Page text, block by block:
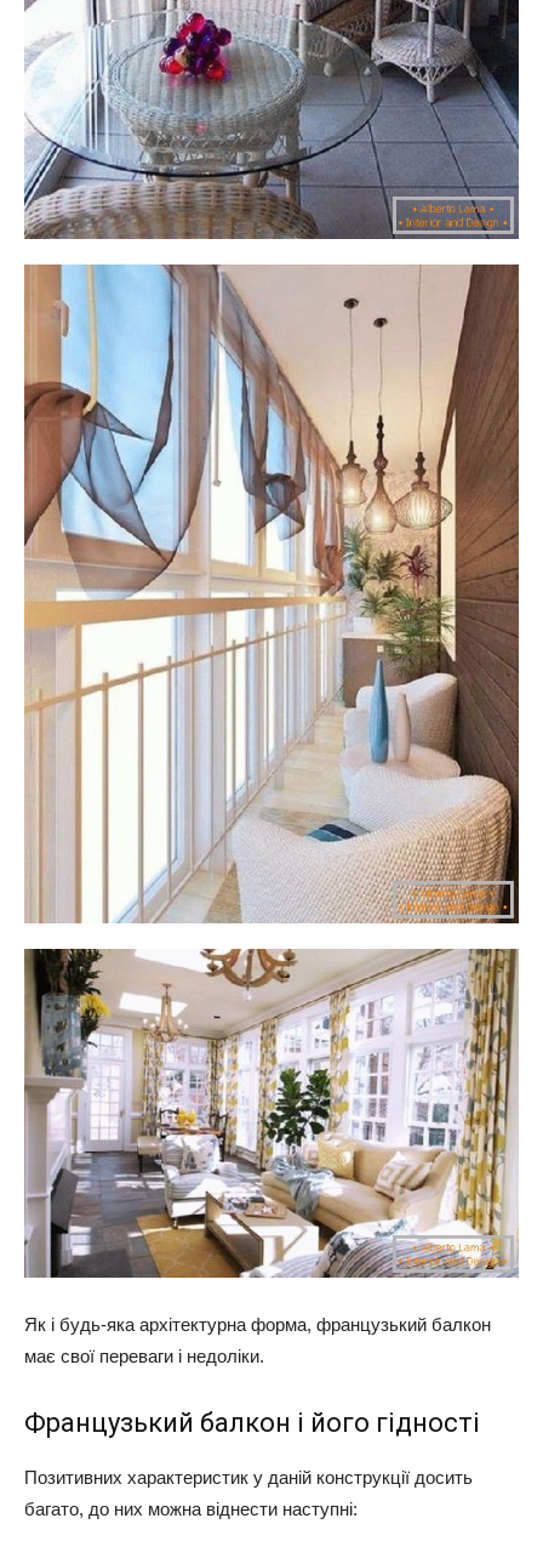
Як і будь-яка архітектурна форма, французький балкон
має свої переваги і недоліки.
Французький балкон і його гідності
Позитивних характеристик у даній конструкції досить
багато, до них можна віднести наступні: